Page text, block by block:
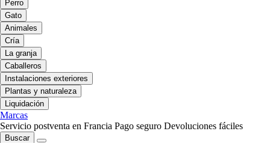
Perro
Gato
Animales
Cría
La granja
Caballeros
Instalaciones exteriores
Plantas y naturaleza
Liquidación
Marcas
Servicio postventa en Francia Pago seguro Devoluciones fáciles
Buscar